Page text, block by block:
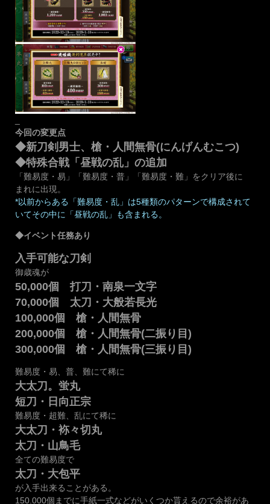
今回の変更点
◆新刀剣男士、槍・人間無骨(にんげんむこつ)
◆特殊合戦「昼戦の乱」の追加
「難易度・易」「難易度・普」「難易度・難」をクリア後に
まれに出現。
*以前からある「難易度・乱」は5種類のパターンで構成されて
いてその中に「昼戦の乱」も含まれる。
◆イベント任務あり
入手可能な刀剣
御歳魂が
50,000個 打刀・南泉一文字
70,000個 太刀・大般若長光
100,000個 槍・人間無骨
200,000個 槍・人間無骨(二振り目)
300,000個 槍・人間無骨(三振り目)
難易度・易、普、難にて稀に
大太刀。蛍丸
短刀・日向正宗
難易度・超難、乱にて稀に
大太刀・袮々切丸
太刀・山鳥毛
全ての難易度で
太刀・大包平
が入手出来ることがある。
150.000個までに手紙一式などがいくつか貰えるので余裕があ